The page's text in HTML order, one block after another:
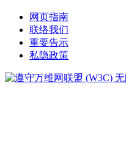
网页指南
联络我们
重要告示
私隐政策